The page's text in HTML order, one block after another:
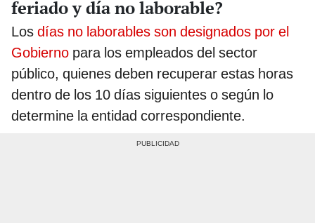
feriado y día no laborable?
Los días no laborables son designados por el
Gobierno para los empleados del sector
público, quienes deben recuperar estas horas
dentro de los 10 días siguientes o según lo
determine la entidad correspondiente.